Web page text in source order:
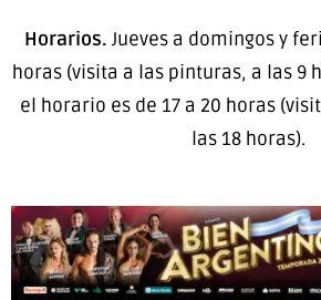
Horarios. Jueves a domingos y
horas (visita a las pinturas, a las 9
el horario es de 17 a 20 horas
las 18 horas).